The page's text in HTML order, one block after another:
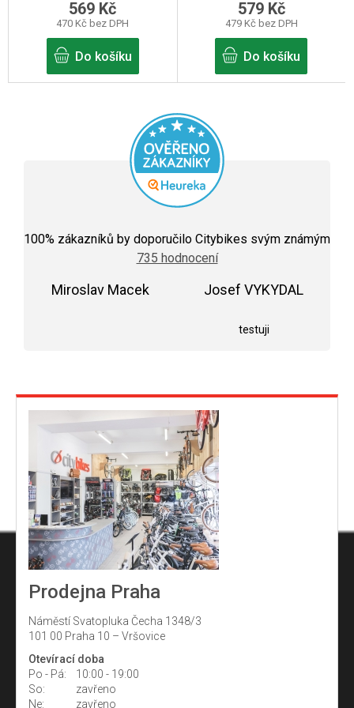
470 Kč bez DPH
569 Kč
Do košíku
479 Kč bez DPH
579 Kč
Do košíku
hodnocení
obchodu
je
100% zákazníků by doporučilo Citybikes svým známým
735 hodnocení
Miroslav Macek Josef VYKYDAL
testuji
Prodejna Praha
Náměstí Svatopluka Čecha 1348/3
101 00 Praha 10 – Vršovice
Otevírací doba
Po - Pá:
10:00 - 19:00
So:
zavřeno
Ne:
zavřeno